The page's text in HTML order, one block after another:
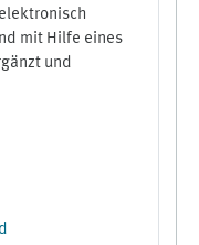
mit Hilfe eines
und